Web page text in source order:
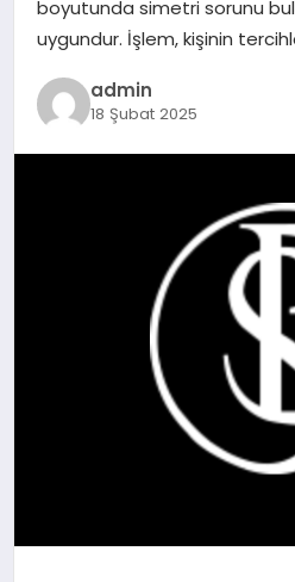
TEKNOLOJI
YAŞAM
boyutunda simetri sorunu
uygundur. İşlem, kişinin
admin
18 Şubat 2025